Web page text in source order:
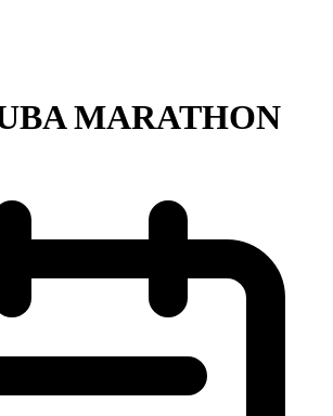
MARATHON